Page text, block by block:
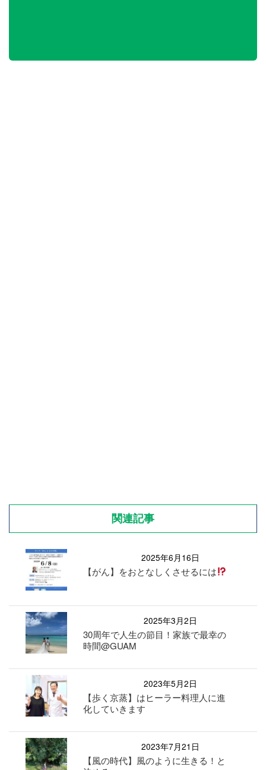
関連記事
2025年6月16日
【がん】をおとなしくさせるには
2025年3月2日
30周年で人生の節目！家族で最幸の
時間@GUAM
2023年5月2日
【歩く京蒸】はヒーラー料理人に進
化していきます
2023年7月21日
【風の時代】風のように生きる！と